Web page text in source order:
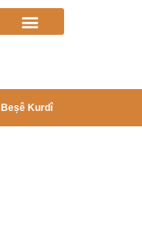
Beșê Kurdî